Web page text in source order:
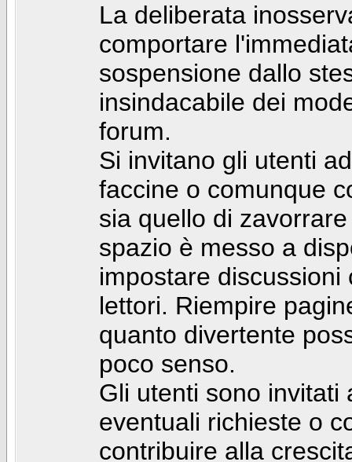
La deliberata
comportare
sospensione dallo
insindacabile dei
forum.
Si invitano gli utenti
faccine o comunque
sia quello di
spazio è messo a
impostare
lettori. Riempire
quanto divertente
poco senso.
Gli utenti sono invitati
eventuali richieste o
contribuire alla